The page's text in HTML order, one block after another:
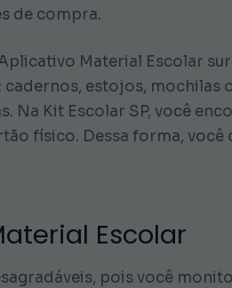
de compra.
Material Escolar
estojos, mochilas
Kit Escolar SP, você
físico. Dessa forma,
Escolar
pois você